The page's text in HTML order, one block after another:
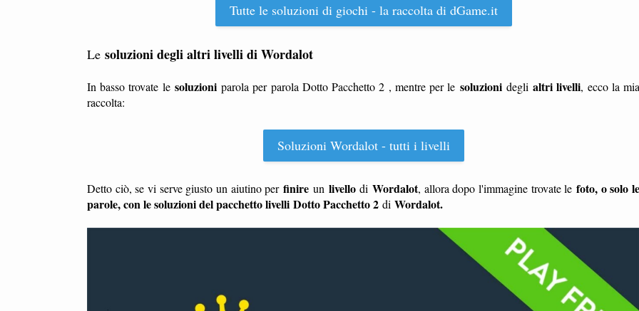
Tutte le soluzioni di giochi - la raccolta di dGame.it
Le soluzioni degli altri livelli di Wordalot
In basso trovate le soluzioniparola per parola Dotto Pacchetto 2 , mentre per le soluzionideglialtri livelli, ecco la
raccolta:
Soluzioni Wordalot - tutti i livelli
Detto ciò, se vi serve giusto un aiutino perfinire un livellodi Wordalot, allora dopo l'immagine trovate le foto, o solo
parole, con le soluzioni del pacchetto livelli Dotto Pacchetto 2 di Wordalot.